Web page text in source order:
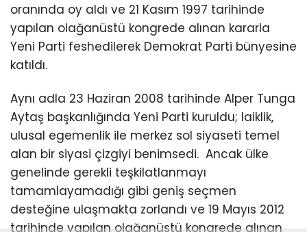
oranında oy aldı ve 21 Kasım 1997 tarihinde
yapılan olağanüstü kongrede alınan kararla
Yeni Parti feshedilerek Demokrat Parti bünyesine
katıldı.
Aynı adla 23 Haziran 2008 tarihinde Alper Tunga
Aytaş başkanlığında Yeni Parti kuruldu; laiklik,
ulusal egemenlik ile merkez sol siyaseti temel
alan bir siyasi çizgiyi benimsedi. Ancak ülke
genelinde gerekli teşkilatlanmayı
tamamlayamadığı gibi geniş seçmen
desteğine ulaşmakta zorlandı ve 19 Mayıs 2012
tarihinde yapılan olağanüstü kongrede alınan